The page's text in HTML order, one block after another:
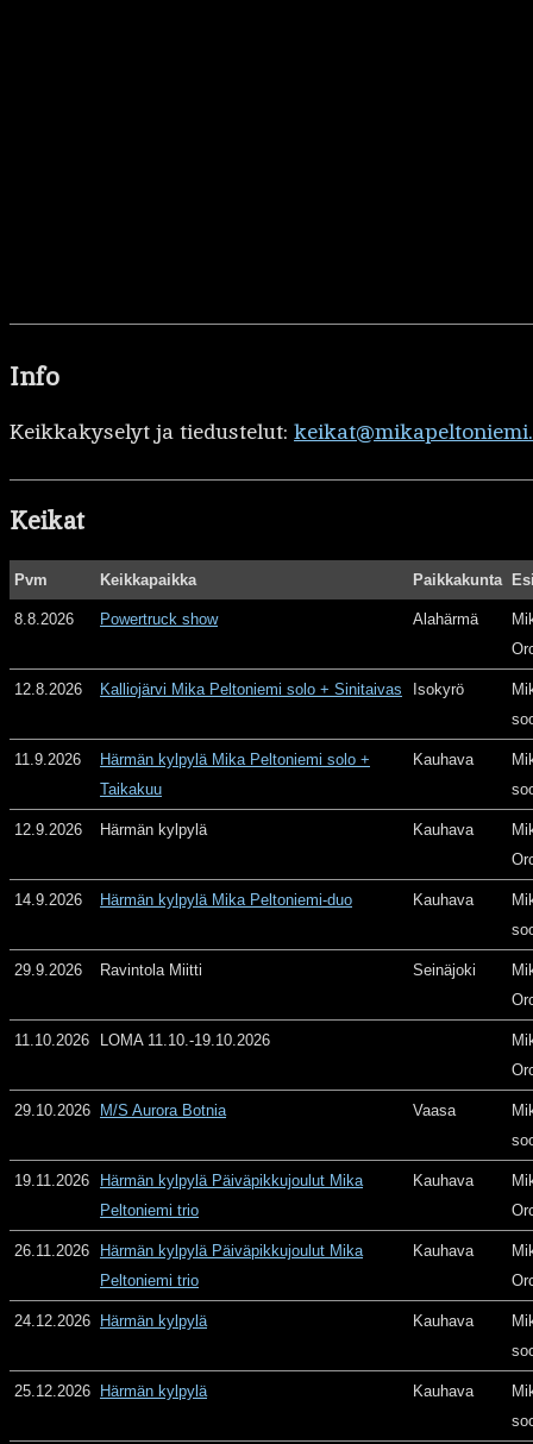
Info
Keikkakyselyt ja tiedustelut:
Keikat
Pvm Keikkapaikka Paikkakunta
8.8.2026 Powertruck show Alahärmä
12.8.2026 Kalliojärvi Mika Peltoniemi solo + Sinitaivas Isokyrö
11.9.2026
Härmän kylpylä Mika Peltoniemi solo +
Taikakuu
Kauhava
12.9.2026 Härmän kylpylä Kauhava
14.9.2026 Härmän kylpylä Mika Peltoniemi-duo Kauhava
29.9.2026 Ravintola Miitti Seinäjoki
11.10.2026 LOMA 11.10.-19.10.2026
29.10.2026 M/S Aurora Botnia Vaasa
19.11.2026
Härmän kylpylä Päiväpikkujoulut Mika
Peltoniemi trio
Kauhava
26.11.2026
Härmän kylpylä Päiväpikkujoulut Mika
Peltoniemi trio
Kauhava
24.12.2026 Härmän kylpylä Kauhava
25.12.2026 Härmän kylpylä Kauhava